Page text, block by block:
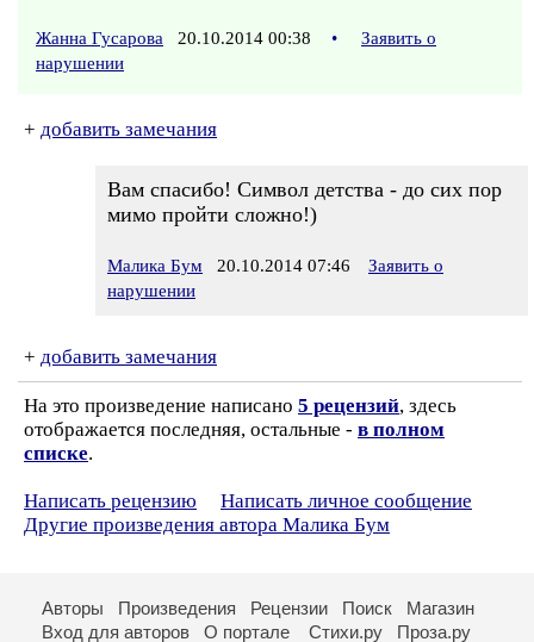
Жанна Гусарова 20.10.2014 00:38 •
Заявить о
нарушении
+ добавить замечания
Вам спасибо! Символ детства - до сих пор
мимо пройти сложно!)
Малика Бум 20.10.2014 07:46
Заявить о
нарушении
+ добавить замечания
На это произведение написано 5 рецензий, здесь
отображается последняя, остальные - в полном
списке.
Написать рецензию
Написать личное сообщение
Другие произведения автора Малика Бум
Авторы Произведения Рецензии Поиск
Магазин
Вход для авторов
О портале Стихи.ру Проза.ру